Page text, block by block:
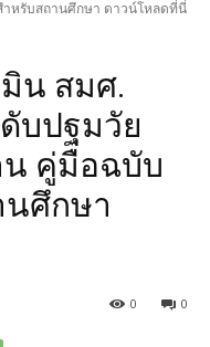
หรับสถานศึกษา ดาวน์โหลดที่นี่
น สมศ.
บปฐมวัย
คู่มือฉบับ
ศึกษา
0
0